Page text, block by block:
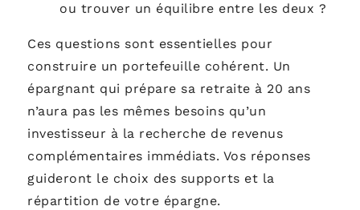
ou trouver un équilibre entre les deux ?
Ces questions sont essentielles pour
construire un portefeuille cohérent. Un
épargnant qui prépare sa retraite à 20 ans
n’aura pas les mêmes besoins qu’un
investisseur à la recherche de revenus
complémentaires immédiats. Vos réponses
guideront le choix des supports et la
répartition de votre épargne.